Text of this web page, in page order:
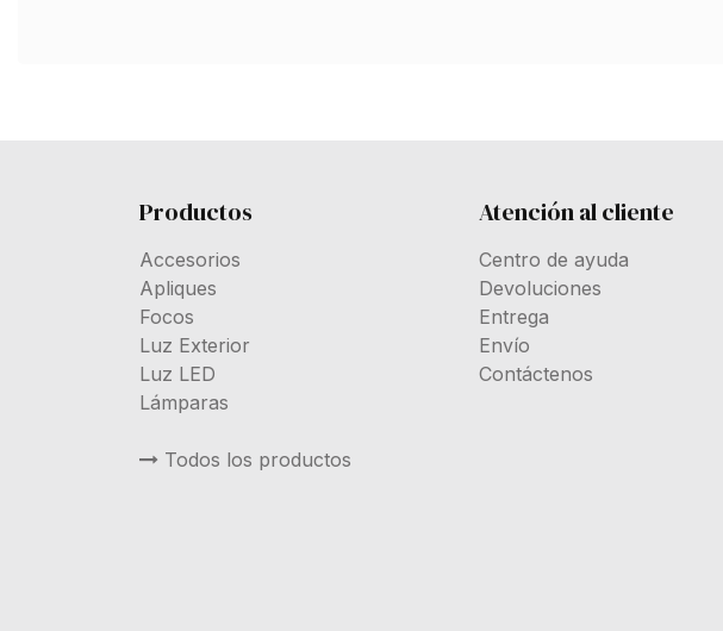
Productos
Accesorios
Apliques
Focos
Luz Exterior
Luz LED
Lámparas
Todos los productos
Atención al cliente
Centro de ayuda
Devoluciones
Entrega
Envío
Contáctenos